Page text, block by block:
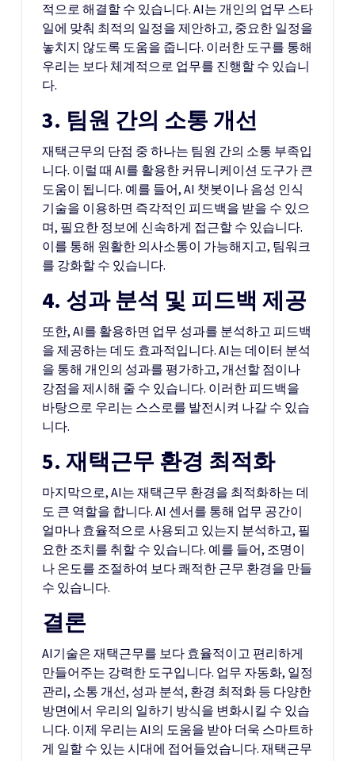
적으로 해결할 수 있습니다. AI는 개인의 업무 스타
일에 맞춰 최적의 일정을 제안하고, 중요한 일정을
놓치지 않도록 도움을 줍니다. 이러한 도구를 통해
우리는 보다 체계적으로 업무를 진행할 수 있습니
다.
3. 팀원 간의 소통 개선
재택근무의 단점 중 하나는 팀원 간의 소통 부족입
니다. 이럴 때 AI를 활용한 커뮤니케이션 도구가 큰
도움이 됩니다. 예를 들어, AI 챗봇이나 음성 인식
기술을 이용하면 즉각적인 피드백을 받을 수 있으
며, 필요한 정보에 신속하게 접근할 수 있습니다.
이를 통해 원활한 의사소통이 가능해지고, 팀워크
를 강화할 수 있습니다.
4. 성과 분석 및 피드백 제공
또한, AI를 활용하면 업무 성과를 분석하고 피드백
을 제공하는 데도 효과적입니다. AI는 데이터 분석
을 통해 개인의 성과를 평가하고, 개선할 점이나
강점을 제시해 줄 수 있습니다. 이러한 피드백을
바탕으로 우리는 스스로를 발전시켜 나갈 수 있습
니다.
5. 재택근무 환경 최적화
마지막으로, AI는 재택근무 환경을 최적화하는 데
도 큰 역할을 합니다. AI 센서를 통해 업무 공간이
얼마나 효율적으로 사용되고 있는지 분석하고, 필
요한 조치를 취할 수 있습니다. 예를 들어, 조명이
나 온도를 조절하여 보다 쾌적한 근무 환경을 만들
수 있습니다.
결론
AI기술은 재택근무를 보다 효율적이고 편리하게
만들어주는 강력한 도구입니다. 업무 자동화, 일정
관리, 소통 개선, 성과 분석, 환경 최적화 등 다양한
방면에서 우리의 일하기 방식을 변화시킬 수 있습
니다. 이제 우리는 AI의 도움을 받아 더욱 스마트하
게 일할 수 있는 시대에 접어들었습니다. 재택근무